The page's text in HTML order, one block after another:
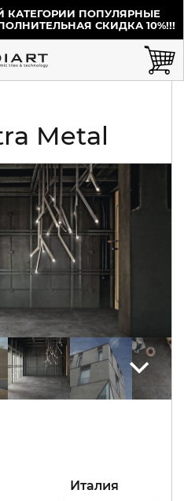
КАТЕГОРИИ ПОПУЛЯРНЫЕ
СКИДКА 10%!!!
Metal
Италия